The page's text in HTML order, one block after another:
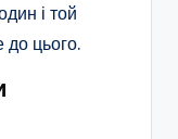
і той
цього.